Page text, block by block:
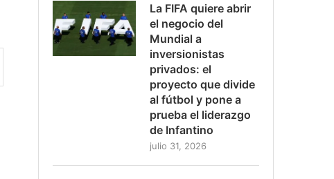
La FIFA quiere abrir
el negocio del
Mundial a
inversionistas
privados: el
proyecto que divide
al fútbol y pone a
prueba el liderazgo
de Infantino
julio 31, 2026